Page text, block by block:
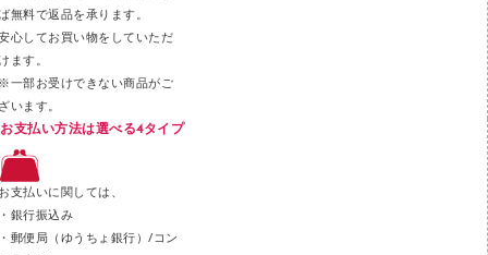
テープカッター
その他文具
セロハンテープ
スティックのり
クリップ
無料で返品を承ります。
心してお買い物をしていただ
ます。
一部お受けできない商品がご
います。
お支払い方法は選べる4タイプ
支払いに関しては、
銀行振込み
郵便局（ゆうちょ銀行）/コン